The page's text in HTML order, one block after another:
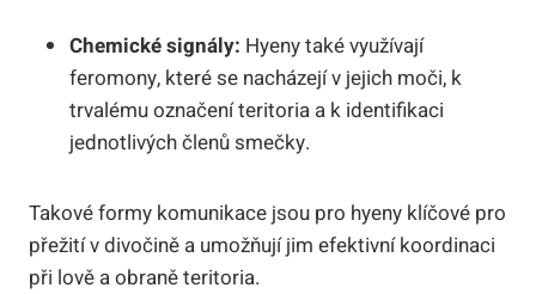
Chemické signály: Hyeny také využívají
feromony, které se nacházejí v jejich moči, k
trvalému označení teritoria a k identifikaci
jednotlivých členů smečky.
Takové formy komunikace jsou pro hyeny klíčové pro
přežití v divočině a umožňují jim efektivní koordinaci
při lově a obraně teritoria.